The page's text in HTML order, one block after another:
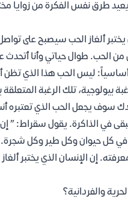
طرق نفس الفكرة من زوايا
ألغاز الحب سيصبح على
الحب. طوال حياتي وأنا
وأساسياً: ليس الحب هذا الذي
بيولوجية، تلك الرغبة
سوف يجعل الحب الذي تعتبره
في الذاكرة. يقول سقراط:
في كل حيوان وكل طير وكل
إن الإنسان الذي يختبر
والفردانية؟